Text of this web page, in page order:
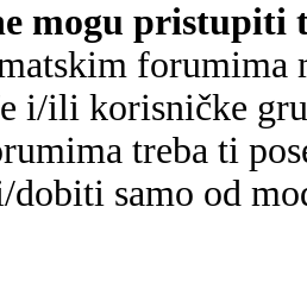
mogu pristupiti
forumima
i/ili korisničke
treba ti
dobiti samo od